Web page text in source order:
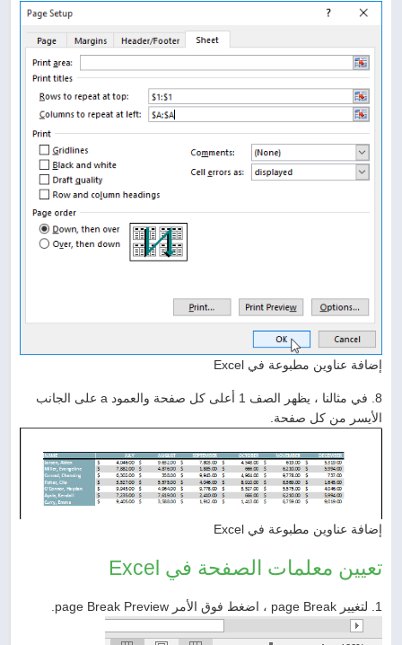
إضافة عناوين مطبوعة في Excel
8. في مثالنا ، يظهر الصف 1 أعلى كل صفحة والعمود a على الجانب
الأيسر من كل صفحة.
إضافة عناوين مطبوعة في Excel
تعيين معلمات الصفحة في Excel
1. لتغيير page Break ، اضغط فوق الأمر page Break Preview.